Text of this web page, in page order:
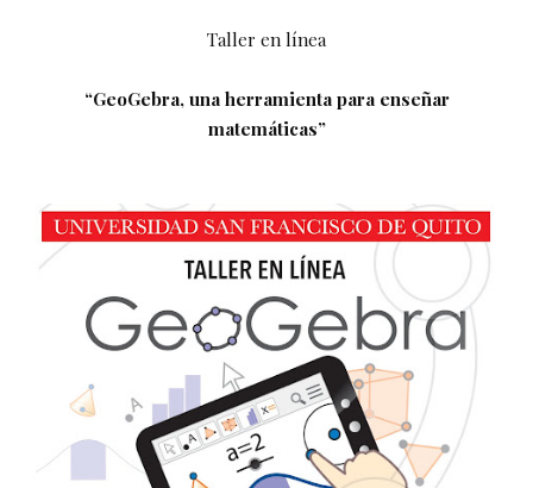
Taller en línea
“GeoGebra, una herramienta para enseñar
matemáticas”